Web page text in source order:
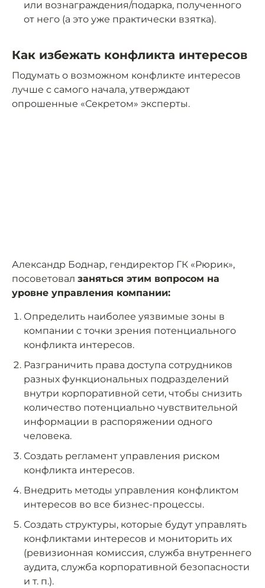
или вознаграждения/подарка, полученного
от него (а это уже практически взятка).
Как избежать конфликта интересов
Подумать о возможном конфликте интересов
лучше с самого начала, утверждают
опрошенные «Секретом» эксперты.
Александр Боднар, гендиректор ГК «Рюрик»,
посоветовал заняться этим вопросом на
уровне управления компании:
Определить наиболее уязвимые зоны в
компании с точки зрения потенциального
конфликта интересов.
Разграничить права доступа сотрудников
разных функциональных подразделений
внутри корпоративной сети, чтобы снизить
количество потенциально чувствительной
информации в распоряжении одного
человека.
Создать регламент управления риском
конфликта интересов.
Внедрить методы управления конфликтом
интересов во все бизнес-процессы.
Создать структуры, которые будут управлять
конфликтами интересов и мониторить их
(ревизионная комиссия, служба внутреннего
аудита, служба корпоративной безопасности
и т. п.).